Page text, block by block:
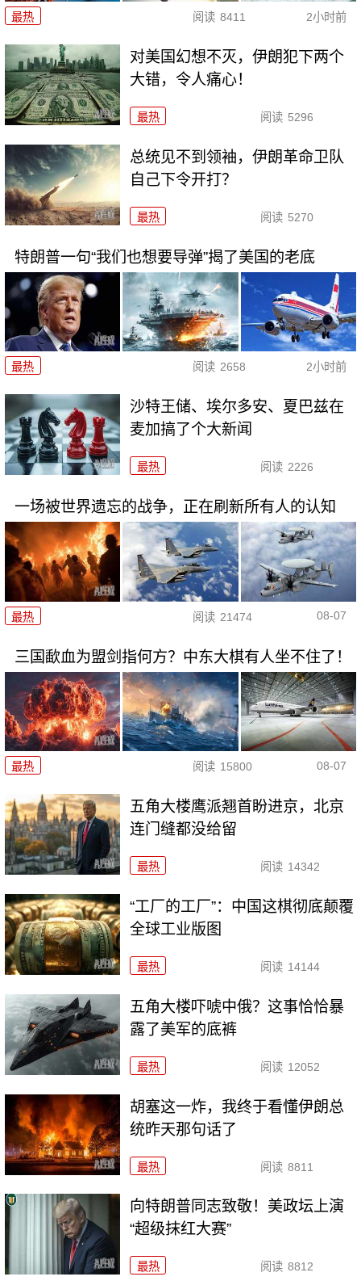
最热 阅读 8411 2小时前
对美国幻想不灭，伊朗犯下两个
大错，令人痛心！
最热 阅读 5296
总统见不到领袖，伊朗革命卫队
自己下令开打？
最热 阅读 5270
特朗普一句“我们也想要导弹”揭了美国的老底
最热 阅读 2658 2小时前
沙特王储、埃尔多安、夏巴兹在
麦加搞了个大新闻
最热 阅读 2226
一场被世界遗忘的战争，正在刷新所有人的认知
最热 阅读 21474 08-07
三国歃血为盟剑指何方？中东大棋有人坐不住了！
最热 阅读 15800 08-07
五角大楼鹰派翘首盼进京，北京
连门缝都没给留
最热 阅读 14342
“工厂的工厂”：中国这棋彻底颠覆
全球工业版图
最热 阅读 14144
五角大楼吓唬中俄？这事恰恰暴
露了美军的底裤
最热 阅读 12052
胡塞这一炸，我终于看懂伊朗总
统昨天那句话了
最热 阅读 8811
向特朗普同志致敬！美政坛上演
“超级抹红大赛”
最热 阅读 8812